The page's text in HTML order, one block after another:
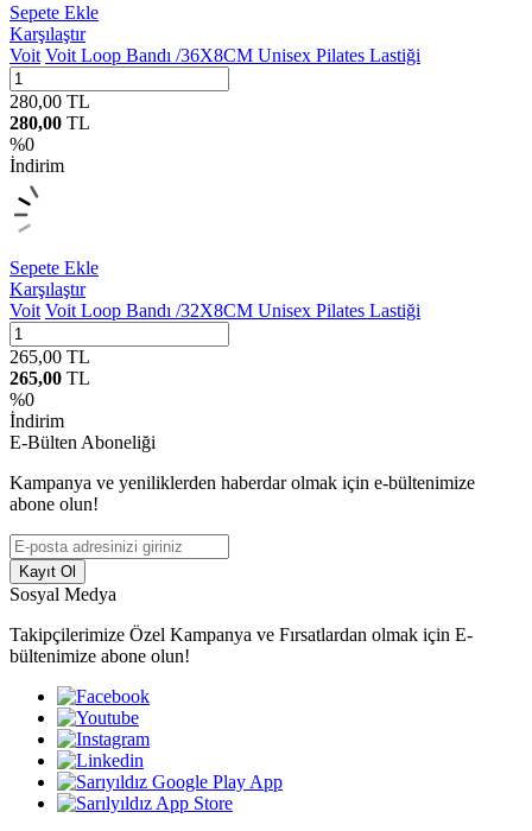
Sepete Ekle
Karşılaştır
Voit Voit Loop Bandı /36X8CM Unisex Pilates Lastiği
280,00 TL
280,00 TL
%0
İndirim
Sepete Ekle
Karşılaştır
Voit Voit Loop Bandı /32X8CM Unisex Pilates Lastiği
265,00 TL
265,00 TL
%0
İndirim
E-Bülten Aboneliği
Kampanya ve yeniliklerden haberdar olmak için e-bültenimize
abone olun!
Kayıt Ol
Sosyal Medya
Takipçilerimize Özel Kampanya ve Fırsatlardan olmak için E-
bültenimize abone olun!